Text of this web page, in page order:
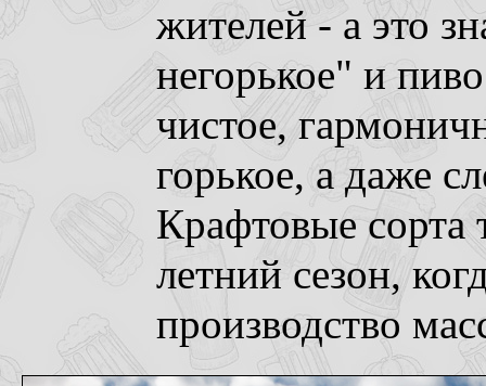
жителей - а это
негорькое" и
чистое,
горькое, а даже
Крафтовые сорта
летний сезон,
производство